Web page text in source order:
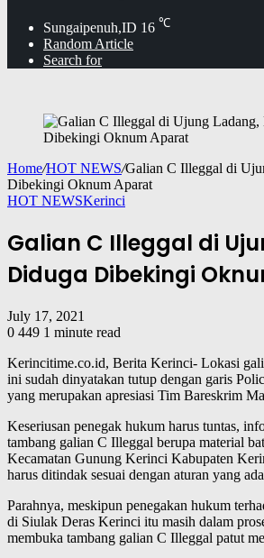
Sungaipenuh,ID 16 ℃
Random Article
Search for
Home/HOT NEWS/Galian C Illeggal di
Dibekingi Oknum Aparat
HOT NEWSKerinci
Galian C Illeggal di
Diduga Dibekingi
July 17, 2021
0 449 1 minute read
Kerincitime.co.id, Berita Kerinci- Lokasi
ini sudah dinyatakan tutup dengan garis
yang merupakan apresiasi Tim Bareskrim
Keseriusan penegak hukum harus tuntas,
tambang galian C Illeggal berupa material
Kecamatan Gunung Kerinci Kabupaten
harus ditindak sesuai dengan aturan yang
Parahnya, meskipun penegakan hukum
di Siulak Deras Kerinci itu masih dalam
membuka tambang galian C Illeggal patut